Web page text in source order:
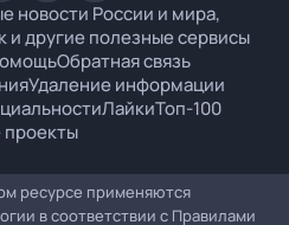
новости России и мира,
и другие полезные сервисы
Обратная связь
Удаление информации
ЛайкиТоп-100
проекты
ресурсе применяются
в соответствии с Правилами